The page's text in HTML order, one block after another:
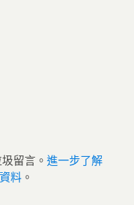
留言。 進一步了解
料 。